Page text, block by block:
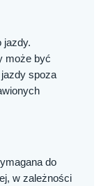
jazdy.
może być
spoza
do
w zależności